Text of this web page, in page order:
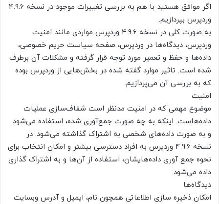
اگر موافق هستید با هم به بررسی تغییرات موجود در نسخه 4.9.6
وردپرس بپردازیم.
به صورت کلی در نسخه 4.9.6 وردپرس مواردی مانند امنیت
وردپرس، دیدگاه‌ها در وردپرس، صفحه سیاست حریم خصوصی،
داده‌ها و حفظ و تعمیر مورد توجه قرار گرفته و مشکلات آن برطرف
شده است. تاثیر موارد گفته شده در بخش‌هایی از وردپرس بوده
که به بررسی آن می‌پردازیم.
امنیت
موضوع مهمی که در امنیت مدنظر است شفاف‌سازی عملیات
داده‌هاست. اینکه به چه صورت جمع‌آوری شده، استفاده می‌شود
و به صورت داده‌های شخصی به اشتراک گذاشته می‌شود. در
نسخه 4.9.6 وردپرس به افراد دسترسی بیشتر و امکان انتخاب برای
نحوه جمع‌ آوری داده‌هایشان، استفاده از آن‌ها و به اشتراک گذاری
داده می‌شود.
دیدگاه‌ها
امکان ذخیره سازی اطلاعاتی همچون نام، ایمیل و آدرس وبسایت